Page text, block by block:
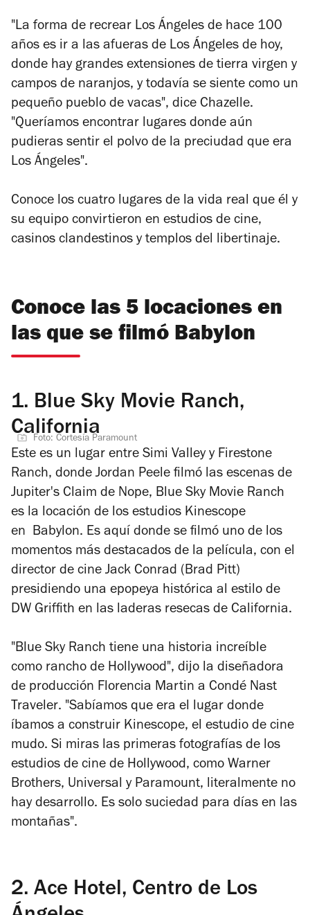
"La forma de recrear Los Ángeles de hace 100
años es ir a las afueras de Los Ángeles de hoy,
donde hay grandes extensiones de tierra virgen y
campos de naranjos, y todavía se siente como un
pequeño pueblo de vacas", dice Chazelle.
"Queríamos encontrar lugares donde aún
pudieras sentir el polvo de la preciudad que era
Los Ángeles".
Conoce los cuatro lugares de la vida real que él y
su equipo convirtieron en estudios de cine,
casinos clandestinos y templos del libertinaje.
Conoce las 5 locaciones en
las que se filmó Babylon
1. Blue Sky Movie Ranch,
California
Foto: Cortesía Paramount
Este es un lugar entre Simi Valley y Firestone
Ranch, donde Jordan Peele filmó las escenas de
Jupiter's Claim de Nope, Blue Sky Movie Ranch
es la locación de los estudios Kinescope
en Babylon. Es aquí donde se filmó uno de los
momentos más destacados de la película, con el
director de cine Jack Conrad (Brad Pitt)
presidiendo una epopeya histórica al estilo de
DW Griffith en las laderas resecas de California.
"Blue Sky Ranch tiene una historia increíble
como rancho de Hollywood", dijo la diseñadora
de producción Florencia Martin a Condé Nast
Traveler. "Sabíamos que era el lugar donde
íbamos a construir Kinescope, el estudio de cine
mudo. Si miras las primeras fotografías de los
estudios de cine de Hollywood, como Warner
Brothers, Universal y Paramount, literalmente no
hay desarrollo. Es solo suciedad para días en las
montañas".
2. Ace Hotel, Centro de Los